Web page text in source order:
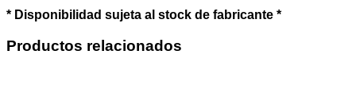
* Disponibilidad sujeta al stock de fabricante *
Productos relacionados